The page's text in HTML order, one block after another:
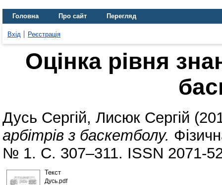
Головна Про сайт Перегляд
Вхід Реєстрація
Оцінка рівня
Дусь Сергій, Лисюк Сергій
арбітрів з баскетболу.
№ 1. С. 307–311. ISSN 2071-
Текст
Дусь.pdf